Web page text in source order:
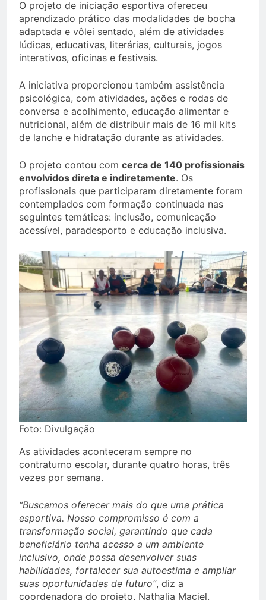
O projeto de iniciação esportiva ofereceu
aprendizado prático das modalidades de bocha
adaptada e vôlei sentado, além de atividades
lúdicas, educativas, literárias, culturais, jogos
interativos, oficinas e festivais.
A iniciativa proporcionou também assistência
psicológica, com atividades, ações e rodas de
conversa e acolhimento, educação alimentar e
nutricional, além de distribuir mais de 16 mil kits
de lanche e hidratação durante as atividades.
O projeto contou com cerca de 140 profissionais
envolvidos direta e indiretamente. Os
profissionais que participaram diretamente foram
contemplados com formação continuada nas
seguintes temáticas: inclusão, comunicação
acessível, paradesporto e educação inclusiva.
Foto: Divulgação
As atividades aconteceram sempre no
contraturno escolar, durante quatro horas, três
vezes por semana.
“Buscamos oferecer mais do que uma prática
esportiva. Nosso compromisso é com a
transformação social, garantindo que cada
beneficiário tenha acesso a um ambiente
inclusivo, onde possa desenvolver suas
habilidades, fortalecer sua autoestima e ampliar
suas oportunidades de futuro”, diz a
coordenadora do projeto, Nathalia Maciel.